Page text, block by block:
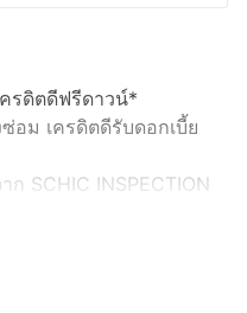
รดิตดีฟรีดาวน์*
อม เครดิตดีรับดอกเบี้ย
SCHIC INSPECTION
หน้า)